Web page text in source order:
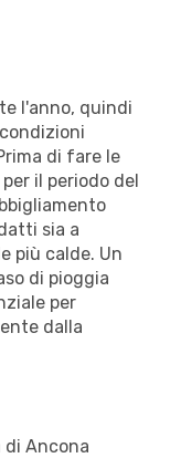
l'anno, quindi
di fare le
il periodo del
sia a
più calde. Un
di pioggia
per
dalla
Ancona